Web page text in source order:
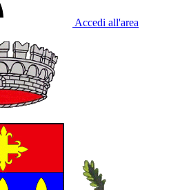
Accedi all'area